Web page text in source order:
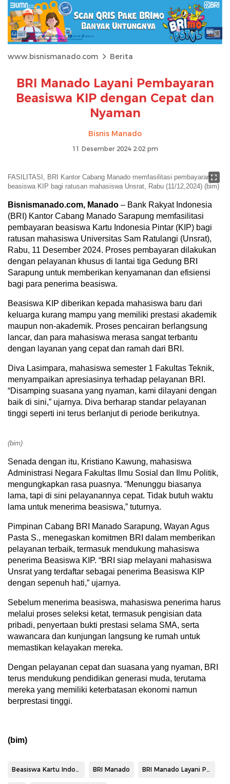
www.bisnismanado.com Berita
BRI Manado Layani Pembayaran
Beasiswa KIP dengan Cepat dan
Nyaman
Bisnis Manado
11 Desember 2024 2:02 pm
FASILITASI, BRI Kantor Cabang Manado memfasilitasi pembayaran
beasiswa KIP bagi ratusan mahasiswa Unsrat, Rabu (11/12,2024) (bim)
Bisnismanado.com, Manado – Bank Rakyat Indonesia
(BRI) Kantor Cabang Manado Sarapung memfasilitasi
pembayaran beasiswa Kartu Indonesia Pintar (KIP) bagi
ratusan mahasiswa Universitas Sam Ratulangi (Unsrat),
Rabu, 11 Desember 2024. Proses pembayaran dilakukan
dengan pelayanan khusus di lantai tiga Gedung BRI
Sarapung untuk memberikan kenyamanan dan efisiensi
bagi para penerima beasiswa.
Beasiswa KIP diberikan kepada mahasiswa baru dari
keluarga kurang mampu yang memiliki prestasi akademik
maupun non-akademik. Proses pencairan berlangsung
lancar, dan para mahasiswa merasa sangat terbantu
dengan layanan yang cepat dan ramah dari BRI.
Diva Lasimpara, mahasiswa semester 1 Fakultas Teknik,
menyampaikan apresiasinya terhadap pelayanan BRI.
“Disamping suasana yang nyaman, kami dilayani dengan
baik di sini,” ujarnya. Diva berharap standar pelayanan
tinggi seperti ini terus berlanjut di periode berikutnya.
(bim)
Senada dengan itu, Kristiano Kawung, mahasiswa
Administrasi Negara Fakultas Ilmu Sosial dan Ilmu Politik,
mengungkapkan rasa puasnya. “Menunggu biasanya
lama, tapi di sini pelayanannya cepat. Tidak butuh waktu
lama untuk menerima beasiswa,” tuturnya.
Pimpinan Cabang BRI Manado Sarapung, Wayan Agus
Pasta S., menegaskan komitmen BRI dalam memberikan
pelayanan terbaik, termasuk mendukung mahasiswa
penerima Beasiswa KIP. “BRI siap melayani mahasiswa
Unsrat yang terdaftar sebagai penerima Beasiswa KIP
dengan sepenuh hati,” ujarnya.
Sebelum menerima beasiswa, mahasiswa penerima harus
melalui proses seleksi ketat, termasuk pengisian data
pribadi, penyertaan bukti prestasi selama SMA, serta
wawancara dan kunjungan langsung ke rumah untuk
memastikan kelayakan mereka.
Dengan pelayanan cepat dan suasana yang nyaman, BRI
terus mendukung pendidikan generasi muda, terutama
mereka yang memiliki keterbatasan ekonomi namun
berprestasi tinggi.
(bim)
Beasiswa Kartu Indonesia Pintar BRI Manado BRI Manado Layani Pembayaran Beasiswa KIP